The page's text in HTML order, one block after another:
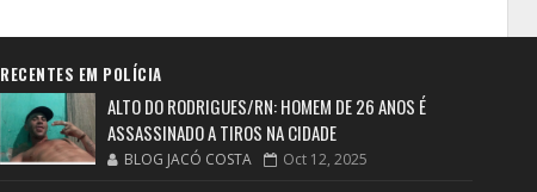
RECENTES EM POLÍCIA
ALTO DO RODRIGUES/RN: HOMEM DE 26 ANOS É
ASSASSINADO A TIROS NA CIDADE
BLOG JACÓ COSTA Oct 12, 2025